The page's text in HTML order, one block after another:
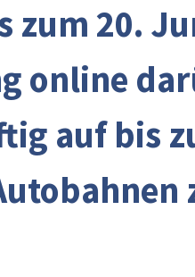
zum 20.
online
auf bis